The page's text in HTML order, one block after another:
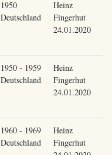
1950
Deutschland
Heinz
Fingerhut
24.01.2020
1950 - 1959
Deutschland
Heinz
Fingerhut
24.01.2020
1960 - 1969
Deutschland
Heinz
Fingerhut